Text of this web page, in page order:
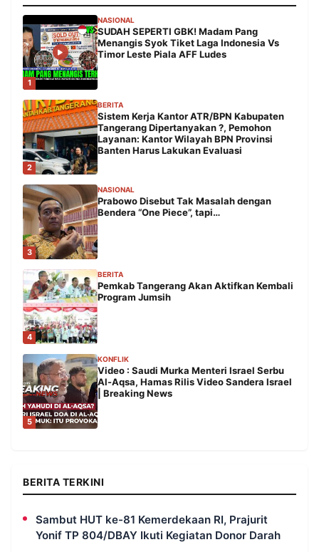
1
NASIONAL
SUDAH SEPERTI GBK! Madam Pang
Menangis Syok Tiket Laga Indonesia Vs
Timor Leste Piala AFF Ludes
2
BERITA
Sistem Kerja Kantor ATR/BPN Kabupaten
Tangerang Dipertanyakan ?, Pemohon
Layanan: Kantor Wilayah BPN Provinsi
Banten Harus Lakukan Evaluasi
3
NASIONAL
Prabowo Disebut Tak Masalah dengan
Bendera “One Piece”, tapi…
4
BERITA
Pemkab Tangerang Akan Aktifkan Kembali
Program Jumsih
5
KONFLIK
Video : Saudi Murka Menteri Israel Serbu
Al-Aqsa, Hamas Rilis Video Sandera Israel
| Breaking News
BERITA TERKINI
Sambut HUT ke-81 Kemerdekaan RI, Prajurit
Yonif TP 804/DBAY Ikuti Kegiatan Donor Darah